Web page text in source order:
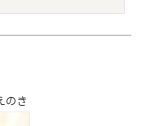
のき